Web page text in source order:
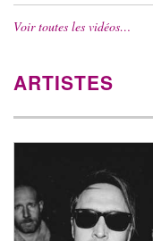
Voir toutes les vidéos…
ARTISTES